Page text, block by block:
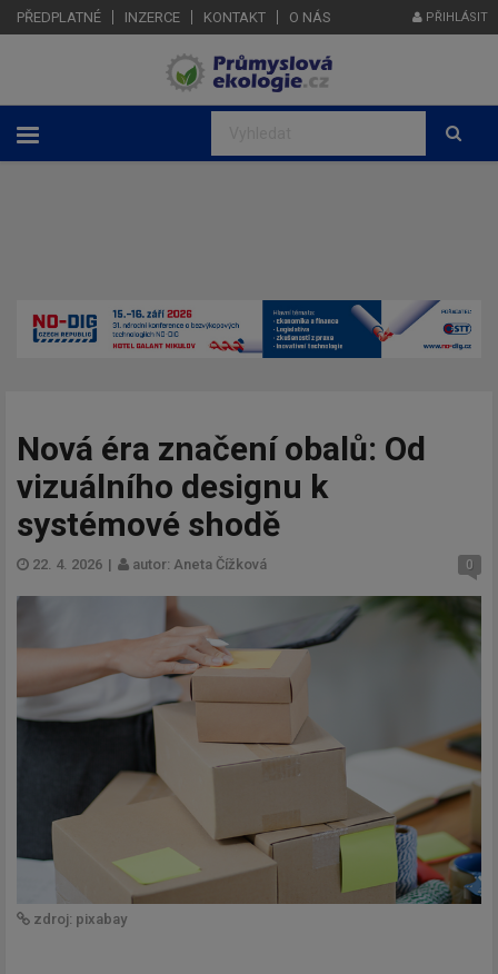
PŘEDPLATNÉ INZERCE KONTAKT O NÁS PŘIHLÁSIT
Nová éra značení obalů: Od
vizuálního designu k
systémové shodě
22. 4. 2026 | autor: Aneta Čížková 0
zdroj: pixabay